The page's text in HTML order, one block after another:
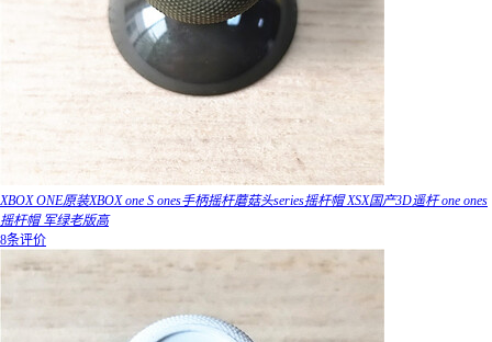
XBOX ONE原装XBOX one S ones手柄摇杆蘑菇头series摇杆帽 XSX国产3D遥杆 one ones
摇杆帽 军绿老版高
8条评价